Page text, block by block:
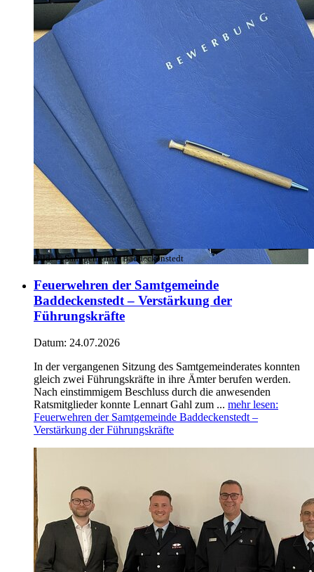
Bild:© Samtgemeinde Baddeckenstedt
Feuerwehren der Samtgemeinde
Baddeckenstedt – Verstärkung der
Führungskräfte
Datum: 24.07.2026
In der vergangenen Sitzung des Samtgemeinderates konnten
gleich zwei Führungskräfte in ihre Ämter berufen werden.
Nach einstimmigem Beschluss durch die anwesenden
Ratsmitglieder konnte Lennart Gahl zum ... mehr lesen:
Feuerwehren der Samtgemeinde Baddeckenstedt –
Verstärkung der Führungskräfte